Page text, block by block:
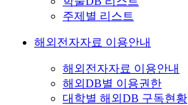
주제별 리스트
해외전자자료 이용안내
해외전자자료 이용안내
해외DB별 이용권한
대학별 해외DB 구독현황